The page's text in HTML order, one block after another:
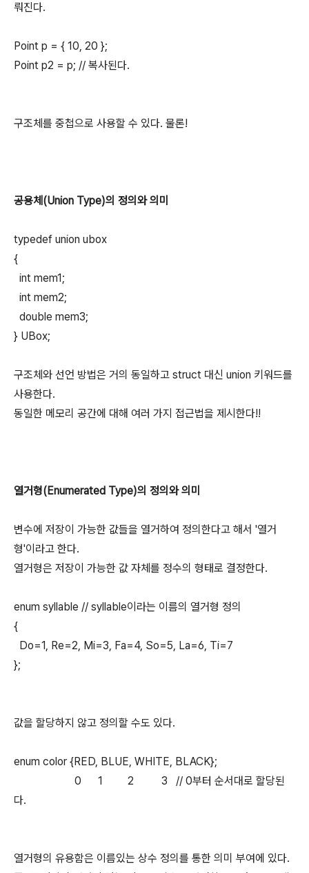
뤄진다.
Point p = { 10, 20 };
Point p2 = p; // 복사된다.
구조체를 중첩으로 사용할 수 있다. 물론!
공용체(Union Type)의 정의와 의미
typedef union ubox
{
int mem1;
int mem2;
double mem3;
} UBox;
구조체와 선언 방법은 거의 동일하고 struct 대신 union 키워드를
사용한다.
동일한 메모리 공간에 대해 여러 가지 접근법을 제시한다!!
열거형(Enumerated Type)의 정의와 의미
변수에 저장이 가능한 값들을 열거하여 정의한다고 해서 '열거
형'이라고 한다.
열거형은 저장이 가능한 값 자체를 정수의 형태로 결정한다.
enum syllable // syllable이라는 이름의 열거형 정의
{
Do=1, Re=2, Mi=3, Fa=4, So=5, La=6, Ti=7
};
값을 할당하지 않고 정의할 수도 있다.
enum color {RED, BLUE, WHITE, BLACK};
0 1 2 3 // 0부터 순서대로 할당된
다.
열거형의 유용함은 이름있는 상수 정의를 통한 의미 부여에 있다.